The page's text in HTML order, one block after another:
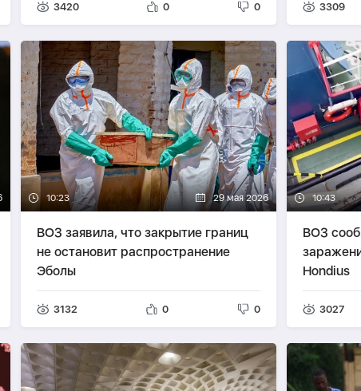
3420 0 0 3309
10:23 29 мая 2026
ВОЗ заявила, что закрытие границ
не остановит распространение
Эболы
3132 0 0
10:43
ВОЗ
Hondius
3027